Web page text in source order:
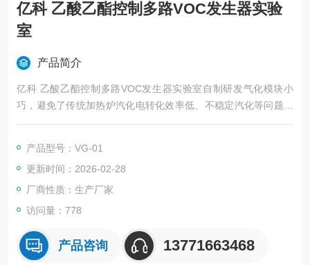
亿科 乙酸乙酯控制多路VOC发生器实验
室
产品简介
亿科 乙酸乙酯控制多路VOC发生器实验室自制研发气化模块小
巧，避免了传统加热炉汽化电转化效率低、不稳定汽化等问题。
由于进液不同，此发生器又称：甲醛发生装置、甲苯发生装置、
产品型号：VG-01
更新时间：2026-02-28
厂商性质：生产厂家
访问量：778
产品咨询 13771663468